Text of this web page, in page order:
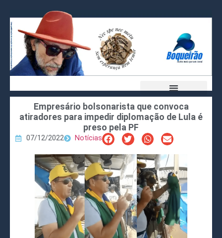
Empresário bolsonarista que convoca
atiradores para impedir diplomação de Lula é
preso pela PF
07/12/2022 Notícias